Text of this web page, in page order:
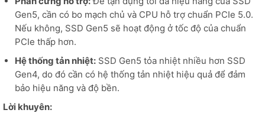
Gen5, cần có bo mạch chủ và CPU hỗ trợ chuẩn PCIe 5.0.
Nếu không, SSD Gen5 sẽ hoạt động ở tốc độ của chuẩn
PCIe thấp hơn.
Hệ thống tản nhiệt:SSD Gen5 tỏa nhiệt nhiều hơn SSD
Gen4, do đó cần có hệ thống tản nhiệt hiệu quả để đảm
bảo hiệu năng và độ bền.
Lời khuyên: